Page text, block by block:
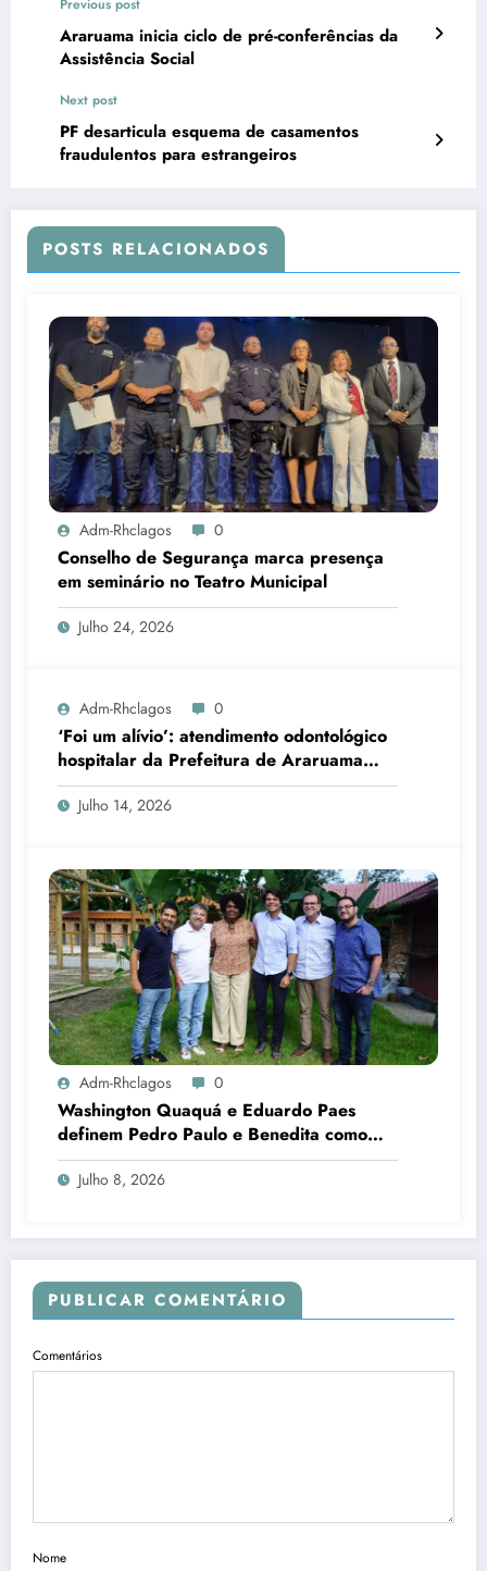
Araruama inicia ciclo de pré-conferências da
Assistência Social
Next post
PF desarticula esquema de casamentos
fraudulentos para estrangeiros
POSTS RELACIONADOS
Adm-Rhclagos 0
Conselho de Segurança marca presença
em seminário no Teatro Municipal
Julho 24, 2026
Adm-Rhclagos 0
‘Foi um alívio’: atendimento odontológico
hospitalar da Prefeitura de Araruama
transforma rotina de famílias atípicas
Julho 14, 2026
Adm-Rhclagos 0
Washington Quaquá e Eduardo Paes
definem Pedro Paulo e Benedita como
candidatos ao Senado no Rio
Julho 8, 2026
PUBLICAR COMENTÁRIO
Comentários
Nome